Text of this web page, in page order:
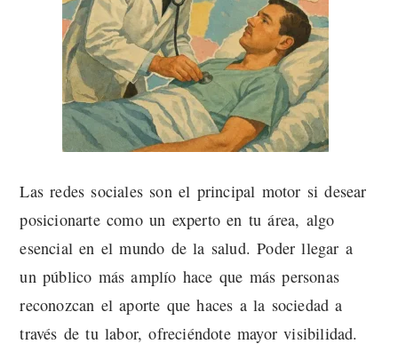
Las redes sociales son el principal motor si desear
posicionarte como un experto en tu área, algo
esencial en el mundo de la salud. Poder llegar a
un público más amplío hace que más personas
reconozcan el aporte que haces a la sociedad a
través de tu labor, ofreciéndote mayor visibilidad.